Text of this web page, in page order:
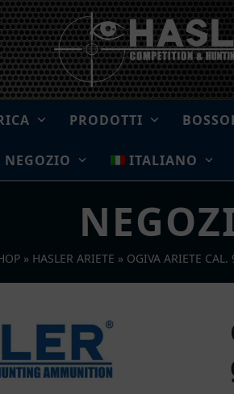
PRODOTTI
NEGOZIO ITALIANO
» HASLER ARIETE » OGIVA ARIETE